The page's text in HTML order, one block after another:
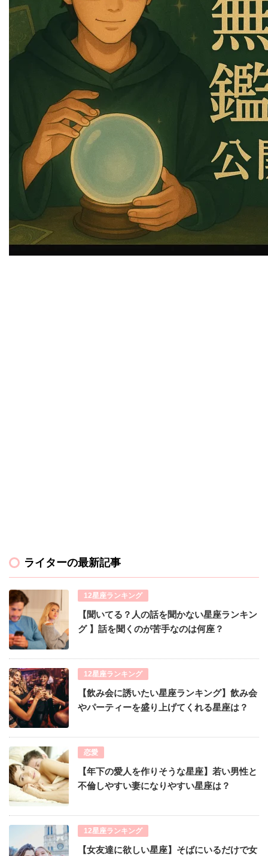
ライターの最新記事
12星座ランキング
【聞いてる？人の話を聞かない星座ランキン
グ 】話を聞くのが苦手なのは何座？
12星座ランキング
【飲み会に誘いたい星座ランキング】飲み会
やパーティーを盛り上げてくれる星座は？
恋愛
【年下の愛人を作りそうな星座】若い男性と
不倫しやすい妻になりやすい星座は？
12星座ランキング
【女友達に欲しい星座】そばにいるだけで女